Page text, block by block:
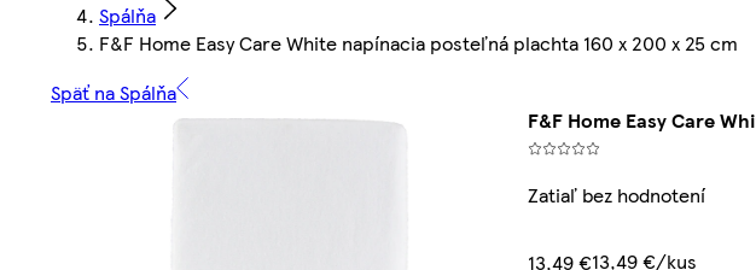
Spálňa
F&F Home Easy Care White napínacia posteľná plachta 160 x 200 x 25 cm
Späť na Spálňa
F&F Home Easy Care
Zatiaľ bez hodnotení
13,49 €13,49 €/kus